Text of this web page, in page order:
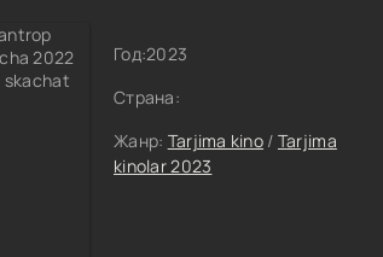
Год:2023
Страна:
Жанр: Tarjima kino / Tarjima
kinolar 2023